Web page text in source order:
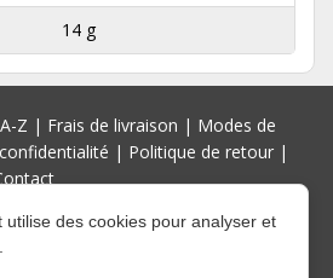
14 g
Z | Frais de livraison | Modes de
| Politique de retour |
utilise des cookies pour analyser et